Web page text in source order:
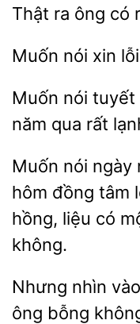
ra ông có
Muốn nói tuyết
năm
rất
nói ngày
hôm đồng tâm
hồng, liệu có
không.
Nhưng nhìn
ông